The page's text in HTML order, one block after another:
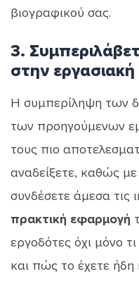
βιογραφικού σας.
3.
στην εργασιακή
Η συμπερίληψη των
των προηγούμενων
τους πιο
αναδείξετε, καθώς
συνδέσετε άμεσα τις
πρακτική εφαρμογή
εργοδότες όχι μόνο
και πώς το έχετε ήδη